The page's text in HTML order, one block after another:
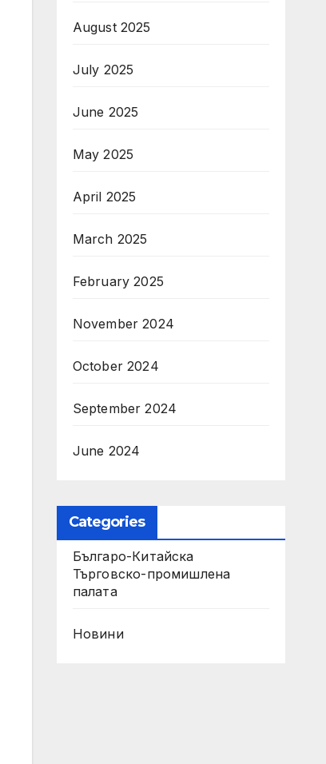
August 2025
July 2025
June 2025
May 2025
April 2025
March 2025
February 2025
November 2024
October 2024
September 2024
June 2024
Categories
Българо-Китайска
Търговско-промишлена
палaта
Новини